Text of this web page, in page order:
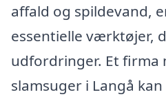
affald og spildevand,
essentielle værktøjer,
udfordringer. Et firma
slamsuger i Langå